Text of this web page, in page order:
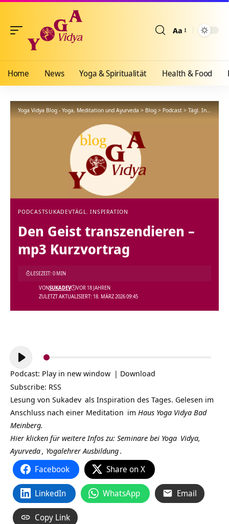
Aa
Home News Yoga & Spiritualität Health & Food
Yoga Vidya Blog - Yoga, Meditation und Ayurveda>Blog>Podcast>Tägl. Inspiration
PODCASTSUKADEVTÄGL. INSPIRATION
Den Geist transzendieren –
mp3 Kurzvortrag
ZULETZT AKTUALISIERT: 18. MÄRZ 2026 09:45
VONSUKADEV VOR 18 JAHREN
LESEZEIT: 0 MIN
Audio-
Player
Podcast: Play in new window | Download
Subscribe: RSS
Lesung von Sukadev als Inspiration des Tages. Gelesen im
Anschluss nach einer Meditation im Haus Yoga Vidya Bad
Meinberg.
Hier klicken für weitere Infos zu: Seminare bei Yoga Vidya,
Ayurveda, Yogalehrer Ausbildung.
Facebook Share on X
LinkedIn WhatsApp Email
Copy Link